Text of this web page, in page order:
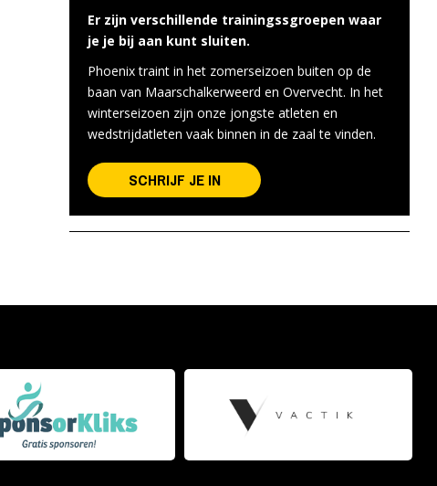
Er zijn verschillende trainingssgroepen waar
je je bij aan kunt sluiten.
Phoenix traint in het zomerseizoen buiten op de
baan van Maarschalkerweerd en Overvecht. In het
winterseizoen zijn onze jongste atleten en
wedstrijdatleten vaak binnen in de zaal te vinden.
SCHRIJF JE IN